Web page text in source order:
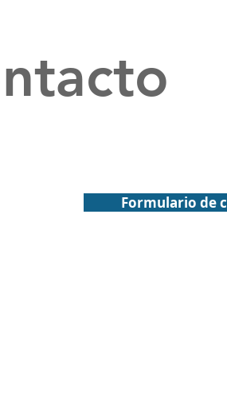
Formulario de